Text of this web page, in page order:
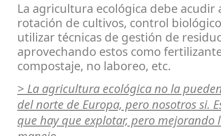
La agricultura ecológica debe acudir
rotación de cultivos, control
utilizar técnicas de gestión de
aprovechando estos como
compostaje, no laboreo, etc.
> La agricultura ecológica no la
del norte de Europa, pero nosotros si.
que hay que explotar, pero mejorando